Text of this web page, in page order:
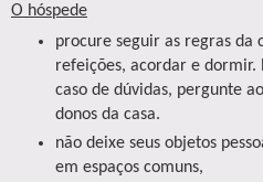
O hóspede
procure seguir as regras da
refeições, acordar e dormir.
caso de dúvidas, pergunte
donos da casa.
não deixe seus objetos
em espaços comuns,